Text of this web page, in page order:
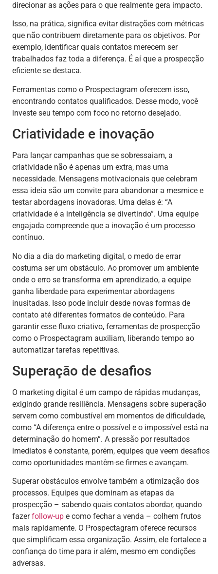
direcionar as ações para o que realmente gera impacto.
Isso, na prática, significa evitar distrações com métricas
que não contribuem diretamente para os objetivos. Por
exemplo, identificar quais contatos merecem ser
trabalhados faz toda a diferença. É aí que a prospecção
eficiente se destaca.
Ferramentas como o Prospectagram oferecem isso,
encontrando contatos qualificados. Desse modo, você
investe seu tempo com foco no retorno desejado.
Criatividade e inovação
Para lançar campanhas que se sobressaiam, a
criatividade não é apenas um extra, mas uma
necessidade. Mensagens motivacionais que celebram
essa ideia são um convite para abandonar a mesmice e
testar abordagens inovadoras. Uma delas é: “A
criatividade é a inteligência se divertindo”. Uma equipe
engajada compreende que a inovação é um processo
contínuo.
No dia a dia do marketing digital, o medo de errar
costuma ser um obstáculo. Ao promover um ambiente
onde o erro se transforma em aprendizado, a equipe
ganha liberdade para experimentar abordagens
inusitadas. Isso pode incluir desde novas formas de
contato até diferentes formatos de conteúdo. Para
garantir esse fluxo criativo, ferramentas de prospecção
como o Prospectagram auxiliam, liberando tempo ao
automatizar tarefas repetitivas.
Superação de desafios
O marketing digital é um campo de rápidas mudanças,
exigindo grande resiliência. Mensagens sobre superação
servem como combustível em momentos de dificuldade,
como “A diferença entre o possível e o impossível está na
determinação do homem”. A pressão por resultados
imediatos é constante, porém, equipes que veem desafios
como oportunidades mantêm-se firmes e avançam.
Superar obstáculos envolve também a otimização dos
processos. Equipes que dominam as etapas da
prospecção – sabendo quais contatos abordar, quando
fazerfollow-up e como fechar a venda – colhem frutos
mais rapidamente. O Prospectagram oferece recursos
que simplificam essa organização. Assim, ele fortalece a
confiança do time para ir além, mesmo em condições
adversas.